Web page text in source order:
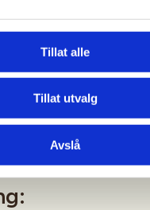
Tillat alle
Tillat utvalg
Avslå
555", derfra er det ca.